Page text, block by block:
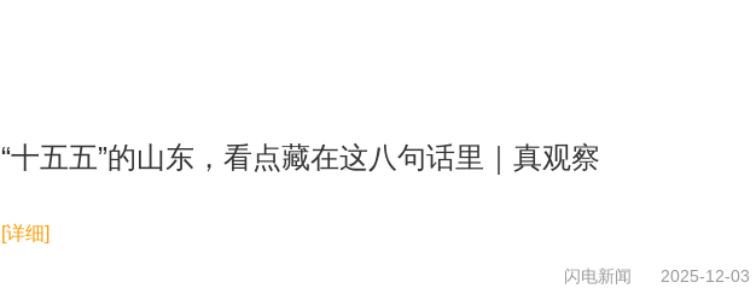
“十五五”的山东，看点藏在这八句话里｜真观察
[详细]
闪电新闻 2025-12-03